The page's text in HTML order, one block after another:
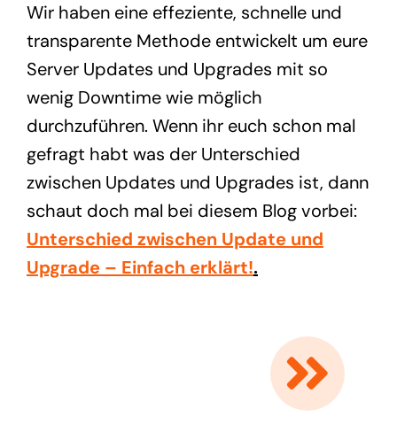
Wir haben eine effeziente, schnelle und
transparente Methode entwickelt um eure
Server Updates und Upgrades mit so
wenig Downtime wie möglich
durchzuführen. Wenn ihr euch schon mal
gefragt habt was der Unterschied
zwischen Updates und Upgrades ist, dann
schaut doch mal bei diesem Blog vorbei:
Unterschied zwischen Update und
Upgrade – Einfach erklärt!.